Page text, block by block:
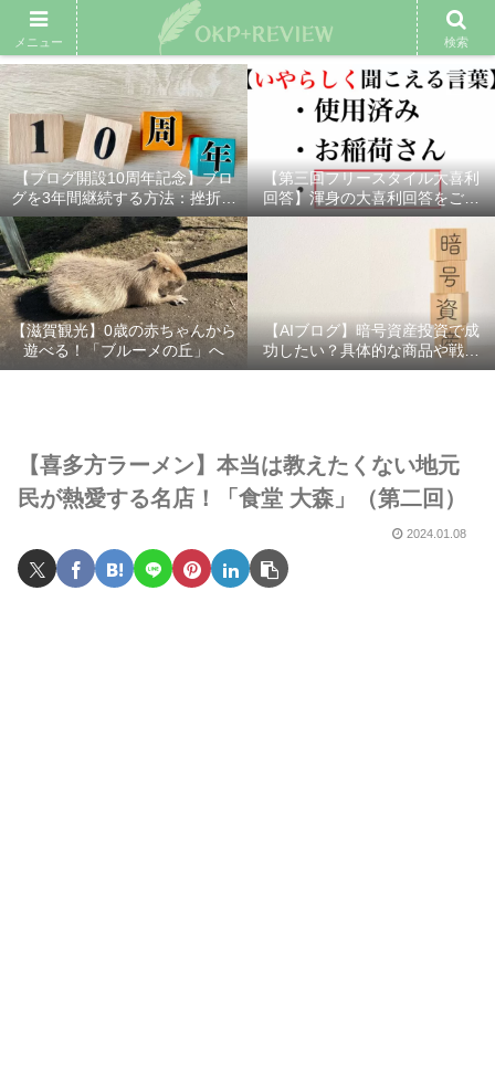
雑記ブログ プロフィール 余興動画 ベスト大喜利 スポ
【ブログ開設10周年記念】ブロ
グを3年間継続する方法：挫折し
ないための7つの秘訣
【第三回フリースタイル大喜利
回答】渾身の大喜利回答をご紹
介！
【滋賀観光】0歳の赤ちゃんから
遊べる！「ブルーメの丘」へ
【AIブログ】暗号資産投資で成
功したい？具体的な商品や戦略
を分かりやすく解説！
【喜多方ラーメン】本当は教えたくない地元
民が熱愛する名店！「食堂 大森」（第二回）
2024.01.08
メニュー 検索